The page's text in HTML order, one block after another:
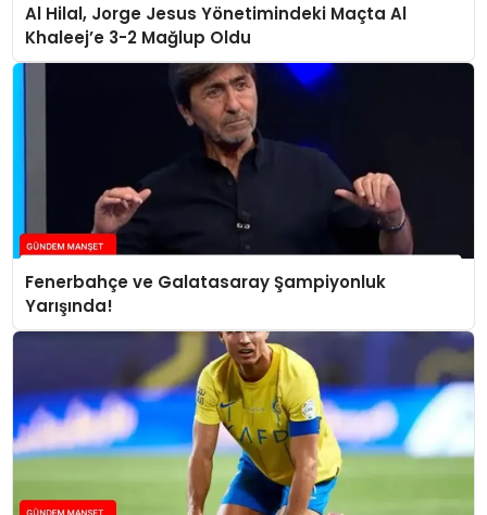
Al Hilal, Jorge Jesus Yönetimindeki Maçta Al
Khaleej’e 3-2 Mağlup Oldu
Fenerbahçe ve Galatasaray Şampiyonluk
Yarışında!